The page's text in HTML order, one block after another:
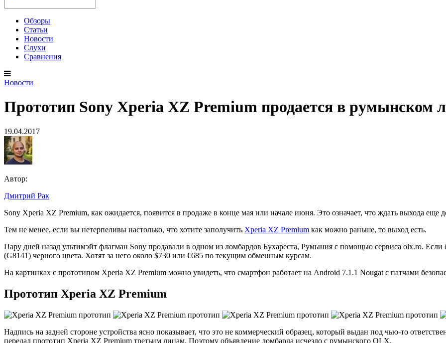
Обзоры
Статьи
Новости
Слухи
Сравнения
Новости
Прототип Sony Xperia XZ Premium продается в румынском
19.04.2017
Автор:
Дмитрий Рак
Прототип
Sony
Xperia
XZ
Premium
в
румынском
ломбарде
Sony Xperia XZ Premium, как ожидается, появится в продаже в конце мая или начале июня. Это означает, что ждать выхода еще
Тем не менее, если вы нетерпеливы настолько, что хотите заполучить Xperia XZ Premium как можно раньше, то выход есть.
Пару дней назад ультимэйт флагман Sony продавали в одном из ломбардов Бухареста, Румыния с помощью сервиса olx.ro.
(G8141) черного цвета. Хотят за него около $730 или €685 по текущим обменным курсам.
На картинках с прототипом Xperia XZ Premium можно увидеть, что смартфон работает на Android 7.1.1 Nougat с патчами
Прототип Xperia XZ Premium
Надпись на задней стороне устройства ясно показывает, что это не коммерческий образец, который выдан под чью-то
передал прототип Xperia XZ Premium третьим лицам. Поэтому объявление ломбарда исчезло с румынского OLX.